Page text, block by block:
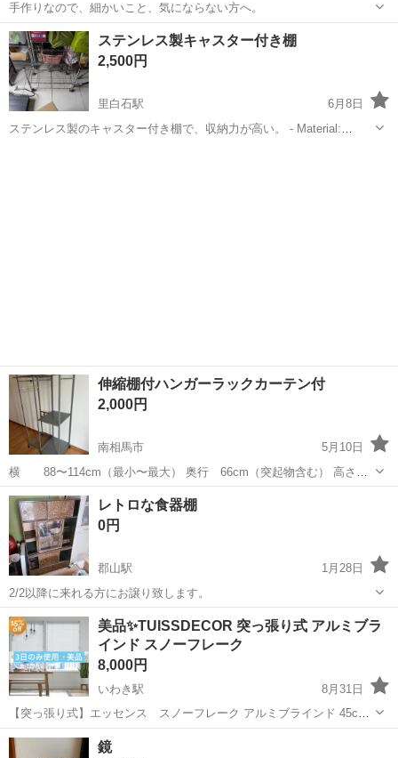
手作りなので、細かいこと、気にならない方へ。
福島 福島市 庭坂駅 収納家具 キャスター
ステンレス製キャスター付き棚
2,500円
里白石駅
6月8日
ステンレス製のキャスター付き棚で、収納力が高い。 - Material:
伸縮棚付ハンガーラックカーテン付
2,000円
南相馬市
5月10日
横 88〜114cm（最小〜最大） 奥行 66cm（突起物含む） 高さ
168cm（キャスター含む） 付属品 カーテン（未使用）、フック3ケ
使用には問題はありませんが 多少の汚れ、使用感はあります。 宜しく
お願いします。
福島 南相馬市 収納家具 カーテン
レトロな食器棚
0円
郡山駅
1月28日
2/2以降に来れる方にお譲り致します。
福島 郡山市 郡山駅 レトロ
美品✨TUISSDECOR 突っ張り式 アルミブラ
インド スノーフレーク
8,000円
いわき駅
8月31日
【突っ張り式】エッセンス スノーフレーク アルミブラインド 45cm
幅 x 85cm 丈 (天井付け) クリック２フィット (突っ張り式) 右側リフト
福島 いわき市
鏡